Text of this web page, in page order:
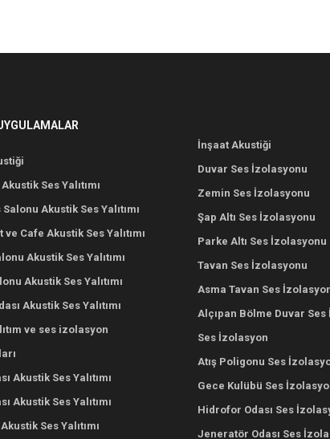
Ses Yalıtımı
Akustik Ses Yalıtımı
ve Cafe Akustik Ses Yalıtımı
Akustik Ses Yalıtımı
Akustik Ses Yalıtımı
Akustik Ses Yalıtımı
ve ses izolasyon
Akustik Ses Yalıtımı
Akustik Ses Yalıtımı
Ses Yalıtımı
İnşaat Akustiği
Duvar Ses İzolasyonu
Zemin Ses İzolasyonu
Şap Altı Ses İzolasyonu
Parke Altı Ses İzolasyonu
Tavan Ses İzolasyonu
Asma Tavan Ses
Alçıpan Bölme Duvar
Ses İzolasyon
Atış Poligonu Ses
Gece Kulübü Ses
Hidrofor Odası Ses
Jeneratör Odası Ses